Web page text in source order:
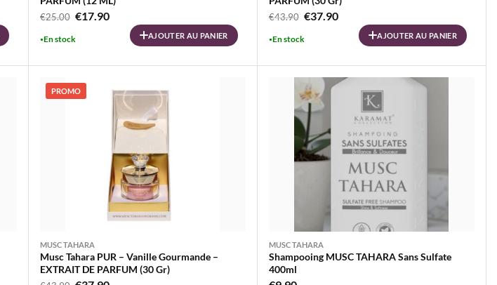
€25.00 Le
était :
€25.00.
€17.90Le
actuel
est :
En stock AJOUTER AU PANIER
€43.90 Le
était :
€43.90.
€37.90Le
actuel
est :
€37.90.
En stock AJOUTER AU PANIER
PROMO
MUSC TAHARA
Musc Tahara PUR – Vanille Gourmande –
EXTRAIT DE PARFUM (30 Gr)
MUSC TAHARA
Shampooing MUSC TAHARA Sans Sulfate
400ml